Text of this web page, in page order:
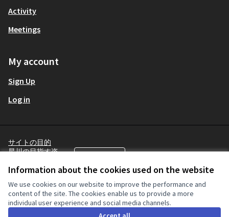
Information about the cookies used on the website
We use cookies on our website to improve the performance and
content of the site. The cookies enable us to provide a more
individual user experience and social media channels.
Activity
Meetings
My account
Sign Up
Log in
サイトの目的
星川の目指す姿
Cookie settings
Creative
(External